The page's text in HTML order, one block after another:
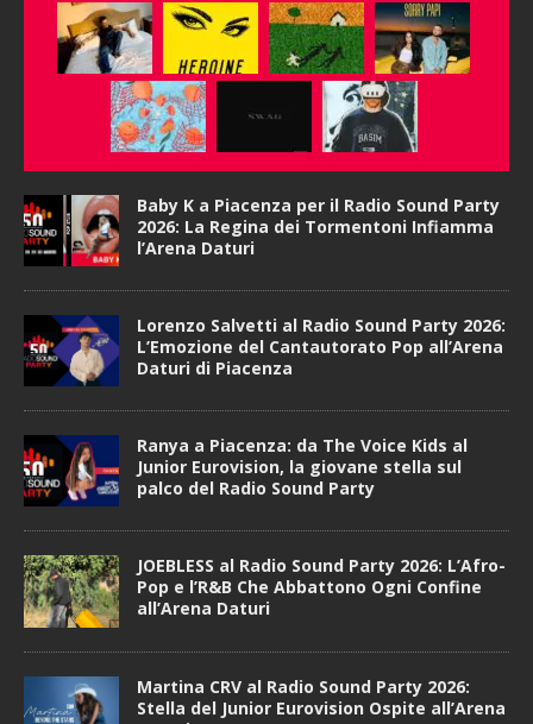
Baby K a Piacenza per il Radio Sound Party
2026: La Regina dei Tormentoni Infiamma
l’Arena Daturi
Lorenzo Salvetti al Radio Sound Party 2026:
L’Emozione del Cantautorato Pop all’Arena
Daturi di Piacenza
Ranya a Piacenza: da The Voice Kids al
Junior Eurovision, la giovane stella sul
palco del Radio Sound Party
JOEBLESS al Radio Sound Party 2026: L’Afro-
Pop e l’R&B Che Abbattono Ogni Confine
all’Arena Daturi
Martina CRV al Radio Sound Party 2026:
Stella del Junior Eurovision Ospite all’Arena